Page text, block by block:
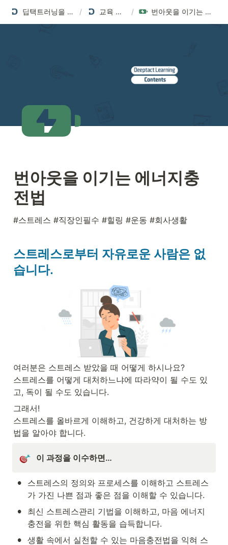
딥택트러닝을 소개합니다 / 교육 프로그램 / 번아웃을 이기는 에너지충전법
번아웃을 이기는 에너지충
전법
#스트레스 #직장인필수 #힐링 #운동 #회사생활
스트레스로부터 자유로운 사람은 없
습니다.
여러분은 스트레스 받았을 때 어떻게 하시나요?
스트레스를 어떻게 대처하느냐에 따라약이 될 수도 있
고, 독이 될 수도 있습니다.
그래서!
스트레스를 올바르게 이해하고, 건강하게 대처하는 방
법을 알아야 합니다.
이 과정을 이수하면…
•
스트레스의 정의와 프로세스를 이해하고 스트레스
가 가진 나쁜 점과 좋은 점을 이해할 수 있습니다.
•
최신 스트레스관리 기법을 이해하고, 마음 에너지
충전을 위한 핵심 활동을 습득합니다.
• 생활 속에서 실천할 수 있는 마음충전법을 익혀 스